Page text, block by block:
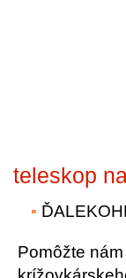
teleskop
Pomôžte